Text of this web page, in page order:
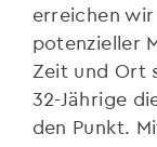
erreichen
potenzieller
Zeit und Ort
32-Jährige
den Punkt.